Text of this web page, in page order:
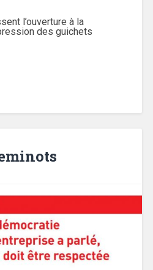
l’ouverture à la
des guichets